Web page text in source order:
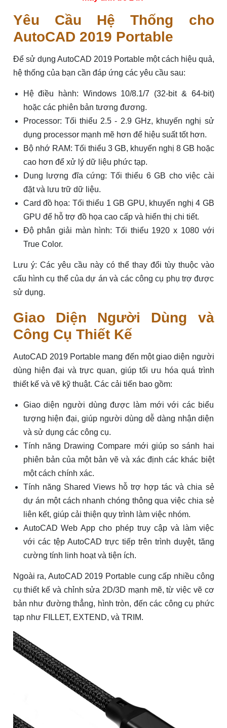
Yêu Cầu Hệ Thống cho
AutoCAD 2019 Portable
Để sử dụng AutoCAD 2019 Portable một cách hiệu quả,
hệ thống của bạn cần đáp ứng các yêu cầu sau:
Hệ điều hành: Windows 10/8.1/7 (32-bit & 64-bit)
hoặc các phiên bản tương đương.
Processor: Tối thiểu 2.5 - 2.9 GHz, khuyến nghị sử
dụng processor mạnh mẽ hơn để hiệu suất tốt hơn.
Bộ nhớ RAM: Tối thiểu 3 GB, khuyến nghị 8 GB hoặc
cao hơn để xử lý dữ liệu phức tạp.
Dung lượng đĩa cứng: Tối thiểu 6 GB cho việc cài
đặt và lưu trữ dữ liệu.
Card đồ họa: Tối thiểu 1 GB GPU, khuyến nghị 4 GB
GPU để hỗ trợ đồ họa cao cấp và hiển thị chi tiết.
Độ phân giải màn hình: Tối thiểu 1920 x 1080 với
True Color.
Lưu ý: Các yêu cầu này có thể thay đổi tùy thuộc vào
cấu hình cụ thể của dự án và các công cụ phụ trợ được
sử dụng.
Giao Diện Người Dùng và
Công Cụ Thiết Kế
AutoCAD 2019 Portable mang đến một giao diện người
dùng hiện đại và trực quan, giúp tối ưu hóa quá trình
thiết kế và vẽ kỹ thuật. Các cải tiến bao gồm:
Giao diện người dùng được làm mới với các biểu
tượng hiện đại, giúp người dùng dễ dàng nhận diện
và sử dụng các công cụ.
Tính năng Drawing Compare mới giúp so sánh hai
phiên bản của một bản vẽ và xác định các khác biệt
một cách chính xác.
Tính năng Shared Views hỗ trợ hợp tác và chia sẻ
dự án một cách nhanh chóng thông qua việc chia sẻ
liên kết, giúp cải thiện quy trình làm việc nhóm.
AutoCAD Web App cho phép truy cập và làm việc
với các tệp AutoCAD trực tiếp trên trình duyệt, tăng
cường tính linh hoạt và tiện ích.
Ngoài ra, AutoCAD 2019 Portable cung cấp nhiều công
cụ thiết kế và chỉnh sửa 2D/3D mạnh mẽ, từ việc vẽ cơ
bản như đường thẳng, hình tròn, đến các công cụ phức
tạp như FILLET, EXTEND, và TRIM.